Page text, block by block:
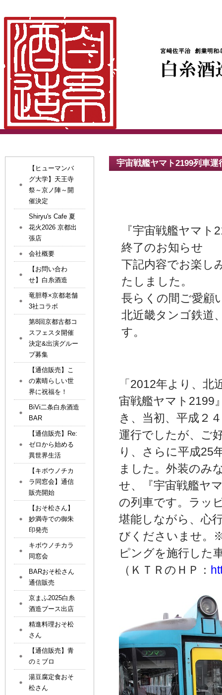
宇宙戦艦ヤマト2199列車運
『宇宙戦艦ヤマ
終了のお知らせ
下記内容でお楽し
たしました。
長らくの間ご愛顧
北近畿タンゴ鉄道
す。
「2012年より、
宙戦艦ヤマト2199
き、当初、平成２
運行でしたが、ご
り、さらに平成25
ました。外装のみ
せ、『宇宙戦艦ヤ
の列車です。ラッ
堪能しながら、心
びくださいませ。
ピングを施行した
（ＫＴＲのＨＰ：
【ヒューマンバ
グ大学】天王寺
祭～京ノ陣～開
催決定
Shiryu's Cafe 夏
花火2026 京都出
張店
会社概要
【お問い合わ
せ】白糸酒造
竜胆尊×京都老舗
3社コラボ
第8回京都古都コ
スフェスタ開催
決定&出演グルー
プ募集
【通信販売】こ
の素晴らしい世
界に祝福を！
BiVi二条白糸酒造
BAR
【通信販売】Re:
ゼロから始める
異世界生活
【キボウノチカ
ラ同窓会】通信
販売開始
【おそ松さん】
妙満寺での御朱
印発売
キボウノチカラ
同窓会
BARおそ松さん
通信販売
京まふ2025白糸
酒造ブース出店
精進料理おそ松
さん
【通信販売】青
のミブロ
湯豆腐定食おそ
松さん